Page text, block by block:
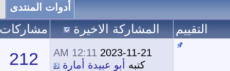
أدوات المنتدى
المشاركة الاخيرة مشاركات المشاهدات
12:11 AM
أبو عبيدة أمارة 212
192,506